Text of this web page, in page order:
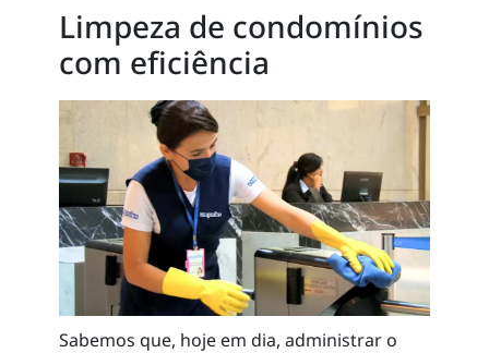
Limpeza de condomínios
com eficiência
Sabemos que, hoje em dia, administrar o